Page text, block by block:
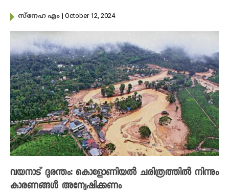
സ്നേഹ എം | October 12, 2024
വയനാട് ദുരന്തം: കൊളോണിയൽ ചരിത്രത്തിൽ നിന്നും
കാരണങ്ങൾ അന്വേഷിക്കണം